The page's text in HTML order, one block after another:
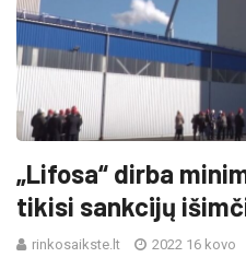
„Lifosa“ dirba
tikisi sankcijų
rinkosaikste.lt 2022 16 kovo